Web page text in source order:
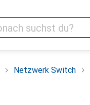
Netzwerk Switch